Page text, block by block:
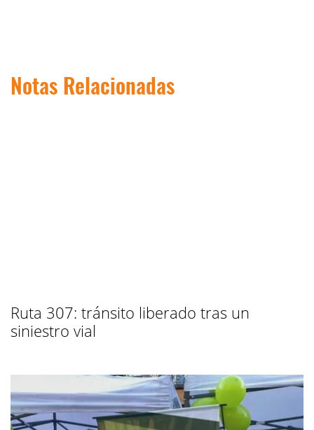
Notas Relacionadas
Ruta 307: tránsito liberado tras un
siniestro vial